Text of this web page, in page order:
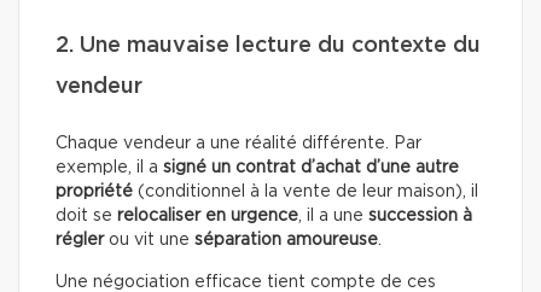
2. Une mauvaise lecture du contexte du
vendeur
Chaque vendeur a une réalité différente. Par
exemple, il a signé un contrat d’achat d’une autre
propriété (conditionnel à la vente de leur maison), il
doit se relocaliser en urgence , il a une succession à
réglerou vit une séparation amoureuse
Une négociation efficace tient compte de ces